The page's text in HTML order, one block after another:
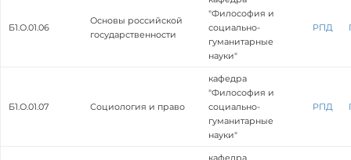
Б1.О.01.06
Основы российской
государственности
"Философия и
социально-
гуманитарные
науки"
РПД
Б1.О.01.07 Социология и право
кафедра
"Философия и
социально-
гуманитарные
науки"
РПД
кафедра